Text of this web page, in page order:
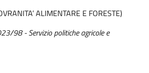
ALIMENTARE E FORESTE)
98 - Servizio politiche agricole e